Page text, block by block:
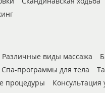
Различные виды массажа
Спа-программы для тела
процедуры
Консультация